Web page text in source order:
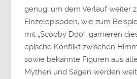
genug, um dem Verlauf weiter
Einzelepisoden, wie zum
mit „Scooby Doo“, garnieren
epische Konflikt zwischen
sowie bekannte Figuren aus
Mythen und Sagen werden